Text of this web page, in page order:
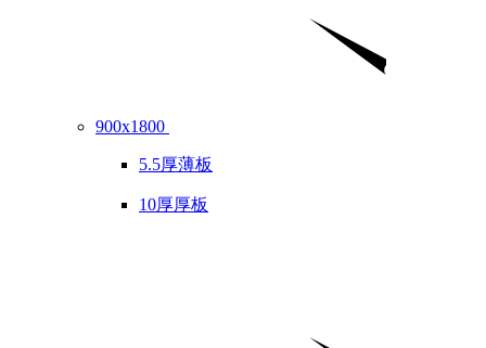
900x1800
5.5厚薄板
10厚厚板